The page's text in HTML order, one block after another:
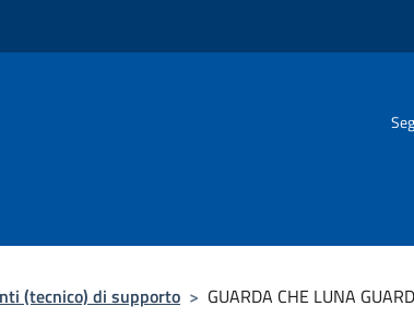
(tecnico) di supporto > GUARDA CHE LUNA